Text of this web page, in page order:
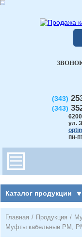
(343)
(343)
ул.
пн-
Каталог продукции
Главная / Продукция /
Муфты кабельные РМ,